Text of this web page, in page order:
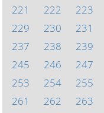
221
222 223
229
230 231
237
238 239
245
246 247
253
254 255
261
262 263